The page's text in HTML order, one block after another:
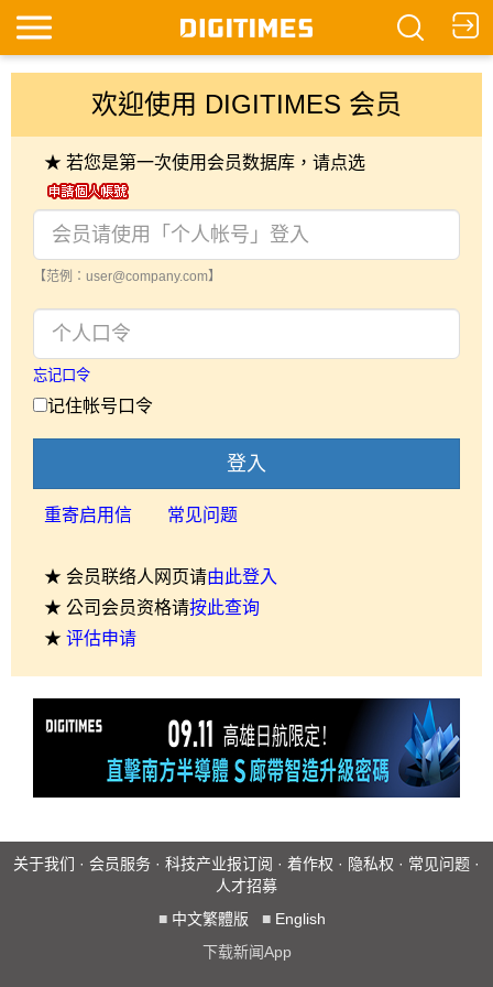
欢迎使用 DIGITIMES 会员
★ 若您是第一次使用会员数据库，请点选
【范例：user@company.com】
忘记口令
记住帐号口令
登入
重寄启用信 常见问题
★ 会员联络人网页请由此登入
★ 公司会员资格请按此查询
★ 评估申请
关于我们 · 会员服务 · 科技产业报订阅 · 着作权 · 隐私权 · 常见问题 ·
人才招募
■ 中文繁體版 ■ English
下载新闻App